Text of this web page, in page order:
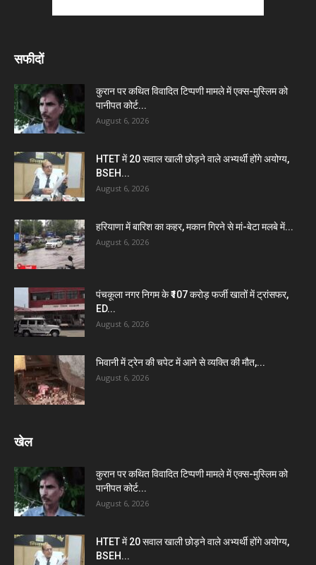
सफीदों
कुरान पर कथित विवादित टिप्पणी मामले में एक्स-मुस्लिम को
पानीपत कोर्ट...
August 6, 2026
HTET में 20 सवाल खाली छोड़ने वाले अभ्यर्थी होंगे अयोग्य,
BSEH...
August 6, 2026
हरियाणा में बारिश का कहर, मकान गिरने से मां-बेटा मलबे में...
August 6, 2026
पंचकूला नगर निगम के ₹107 करोड़ फर्जी खातों में ट्रांसफर,
ED...
August 6, 2026
भिवानी में ट्रेन की चपेट में आने से व्यक्ति की मौत,...
August 6, 2026
खेल
कुरान पर कथित विवादित टिप्पणी मामले में एक्स-मुस्लिम को
पानीपत कोर्ट...
August 6, 2026
HTET में 20 सवाल खाली छोड़ने वाले अभ्यर्थी होंगे अयोग्य,
BSEH...